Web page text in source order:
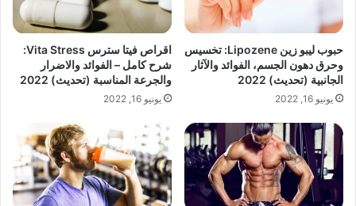
حبوب ليبو زين Lipozene: تخسيس
وحرق دهون الجسم، الفوائد والآثار
الجانبية (تحديث) 2022
يونيو 16, 2022
اقراص فيتا سترس Vita Stress:
شرح كامل – الفوائد والاضرار
والجرعة المناسبة (تحديث) 2022
يونيو 16, 2022